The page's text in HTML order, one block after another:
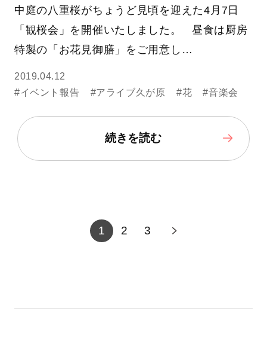
中庭の八重桜がちょうど見頃を迎えた4月7日
「観桜会」を開催いたしました。 昼食は厨房
特製の「お花見御膳」をご用意し…
2019.04.12
#イベント報告
#アライブ久が原 #花 #音楽会
続きを読む
1 2 3